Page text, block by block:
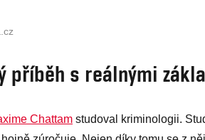
příběh s reálnými
Chattam studoval kriminologii.